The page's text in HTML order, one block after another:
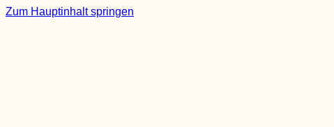
Zum Hauptinhalt springen